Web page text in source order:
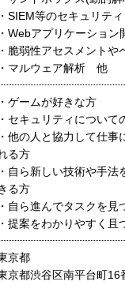
・SIEM等のセキュリテ
・Webアプリケーション
・脆弱性アセスメント
・マルウェア解析 他
・ゲームが好きな方
・セキュリティについ
・他の人と協力して仕
る方
・自ら新しい技術や手
る方
・自ら進んでタスクを
・提案をわかりやすく且
京都
京都渋谷区南平台町